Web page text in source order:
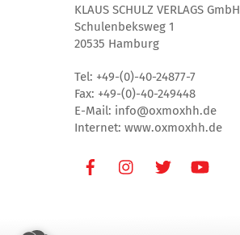
KLAUS SCHULZ VERLAGS GmbH
Schulenbeksweg 1
20535 Hamburg
Tel: +49-(0)-40-24877-7
Fax: +49-(0)-40-249448
E-Mail: info@oxmoxhh.de
Internet: www.oxmoxhh.de
FacebookInstagramTwitter